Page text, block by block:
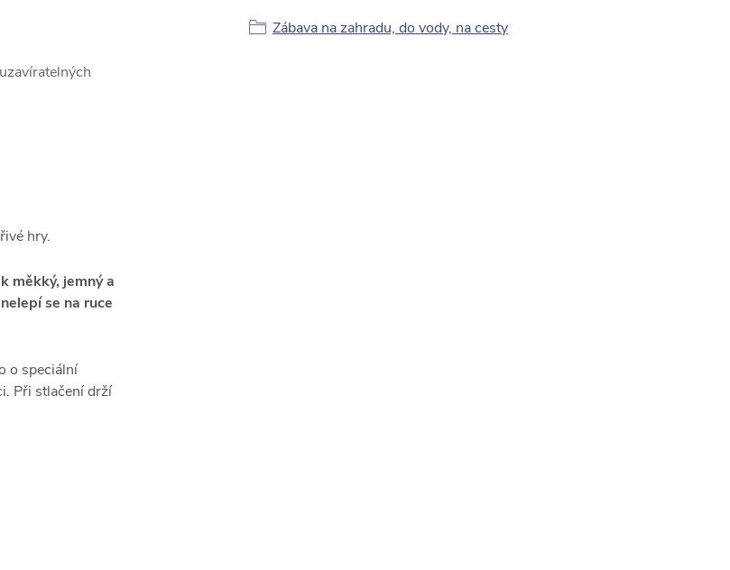
hry.
měkký, jemný a
se na ruce
o speciální
Při stlačení drží
Zábava na zahradu, do vody, na cesty